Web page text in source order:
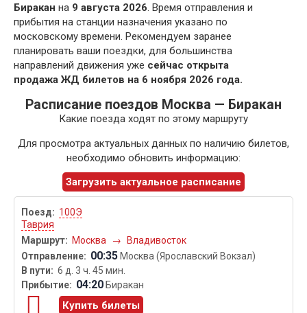
Биракан на 9 августа 2026. Время отправления и
прибытия на станции назначения указано по
московскому времени. Рекомендуем заранее
планировать ваши поездки, для большинства
направлений движения уже сейчас открыта
продажа ЖД билетов на 6 ноября 2026 года.
Расписание поездов Москва — Биракан
Какие поезда ходят по этому маршруту
Для просмотра актуальных данных по наличию билетов,
необходимо обновить информацию:
Загрузить актуальное расписание
100Э
Таврия
Москва
→ Владивосток
00:35 Москва (Ярославский Вокзал)
6 д. 3 ч. 45 мин.
04:20 Биракан
Купить билеты